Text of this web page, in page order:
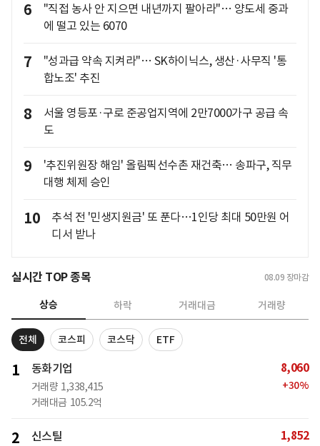
6
"직접 농사 안 지으면 내년까지 팔아라"… 양도세 중과
에 떨고 있는 6070
7
"성과급 약속 지켜라"… SK하이닉스, 생산·사무직 '통
합노조' 추진
8
서울 영등포·구로 준공업지역에 2만7000가구 공급 속
도
9
'추진위원장 해임' 올림픽선수촌 재건축… 송파구, 직무
대행 체제 승인
10
추석 전 '민생지원금' 또 푼다…1인당 최대 50만원 어
디서 받나
실시간 TOP 종목 08.09 장마감
상승 하락 거래대금 거래량
전체 코스피 코스닥 ETF
1 동화기업
거래량 1,338,415
거래대금 105.2억
8,060
+30%
2 신스틸 1,852